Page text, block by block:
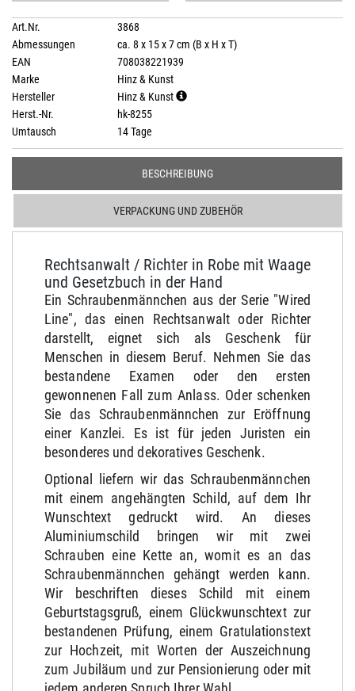
Art.Nr.
3868
Abmessungen
ca. 8 x 15 x 7 cm (B x H x T)
EAN
708038221939
Marke
Hinz & Kunst
Hersteller
Hinz & Kunst
Herst.-Nr.
hk-8255
Umtausch
14 Tage
BESCHREIBUNG
VERPACKUNG UND ZUBEHÖR
Rechtsanwalt / Richter in Robe mit Waage
und Gesetzbuch in der Hand
Ein Schraubenmännchen aus der Serie "Wired
Line", das einen Rechtsanwalt oder Richter
darstellt, eignet sich als Geschenk für
Menschen in diesem Beruf. Nehmen Sie das
bestandene Examen oder den ersten
gewonnenen Fall zum Anlass. Oder schenken
Sie das Schraubenmännchen zur Eröffnung
einer Kanzlei. Es ist für jeden Juristen ein
besonderes und dekoratives Geschenk.
Optional liefern wir das Schraubenmännchen
mit einem angehängten Schild, auf dem Ihr
Wunschtext gedruckt wird. An dieses
Aluminiumschild bringen wir mit zwei
Schrauben eine Kette an, womit es an das
Schraubenmännchen gehängt werden kann.
Wir beschriften dieses Schild mit einem
Geburtstagsgruß, einem Glückwunschtext zur
bestandenen Prüfung, einem Gratulationstext
zur Hochzeit, mit Worten der Auszeichnung
zum Jubiläum und zur Pensionierung oder mit